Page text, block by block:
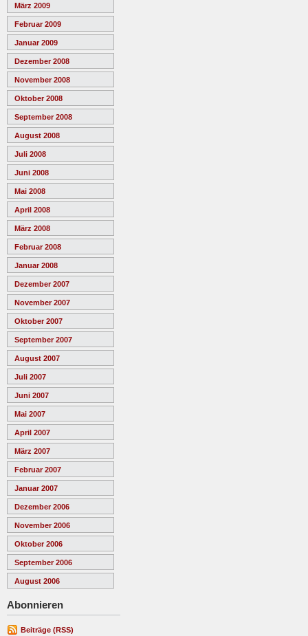
März 2009
Februar 2009
Januar 2009
Dezember 2008
November 2008
Oktober 2008
September 2008
August 2008
Juli 2008
Juni 2008
Mai 2008
April 2008
März 2008
Februar 2008
Januar 2008
Dezember 2007
November 2007
Oktober 2007
September 2007
August 2007
Juli 2007
Juni 2007
Mai 2007
April 2007
März 2007
Februar 2007
Januar 2007
Dezember 2006
November 2006
Oktober 2006
September 2006
August 2006
Abonnieren
Beiträge (RSS)